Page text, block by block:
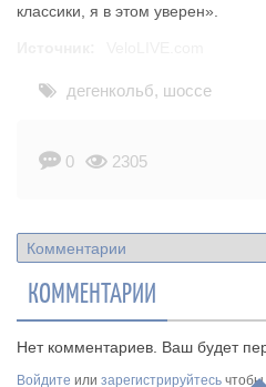
классики, я в этом уверен».
дегенкольб, шоссе
0 2305
КОММЕНТАРИИ
Нет комментариев. Ваш будет
Войдите или зарегистрируйтесь чтобы